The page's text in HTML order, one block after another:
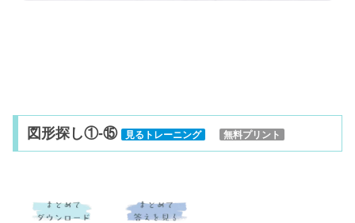
図形探し①-⑮ 見るトレーニング 無料プリント